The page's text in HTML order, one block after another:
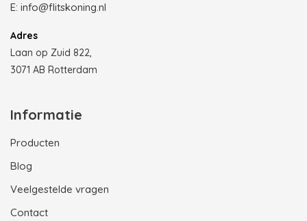
E: info@flitskoning.nl
Adres
Laan op Zuid 822,
3071 AB Rotterdam
Informatie
Producten
Blog
Veelgestelde vragen
Contact